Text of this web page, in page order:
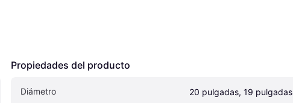
Propiedades del producto
Diámetro 20 pulgadas, 19 pulgadas